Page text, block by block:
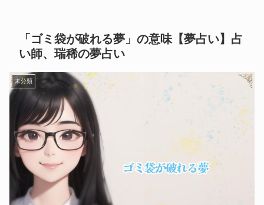
「ゴミ袋が破れる夢」の意味【夢占い】占
い師、瑞稀の夢占い
未分類